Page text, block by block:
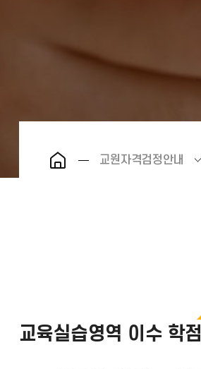
교원자격검정안내
교육실습영역 이수 학점